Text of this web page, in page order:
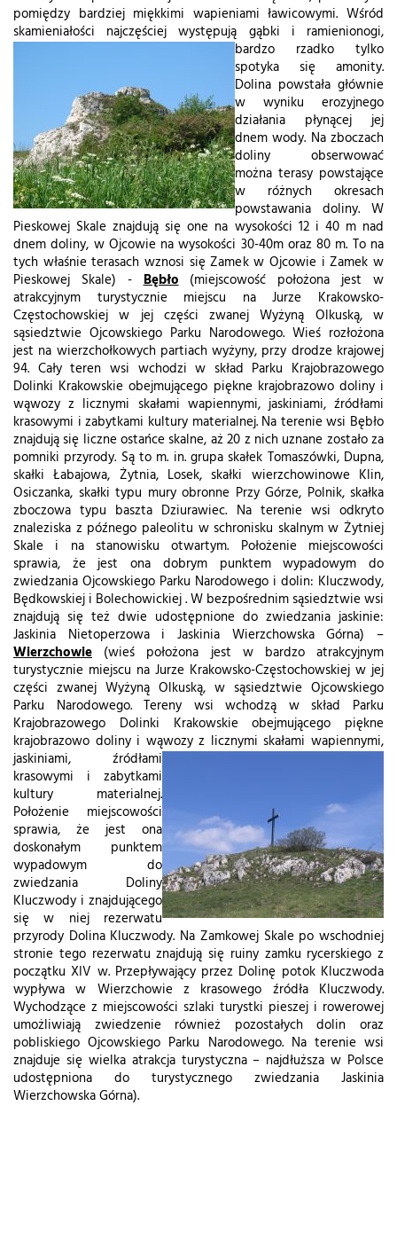
pomiędzy bardziej miękkimi wapieniami ławicowymi. Wśród
skamieniałości najczęściej występują gąbki i ramienionogi,
bardzo rzadko tylko
spotyka się amonity.
Dolina powstała głównie
w wyniku erozyjnego
działania płynącej jej
dnem wody. Na zboczach
doliny obserwować
można terasy powstające
w różnych okresach
powstawania doliny. W
Pieskowej Skale znajdują się one na wysokości 12 i 40 m nad
dnem doliny, w Ojcowie na wysokości 30-40m oraz 80 m. To na
tych właśnie terasach wznosi się Zamek w Ojcowie i Zamek w
Pieskowej Skale) -Bębło(miejscowość położona jest w
atrakcyjnym turystycznie miejscu na Jurze Krakowsko-
Częstochowskiej w jej części zwanej Wyżyną Olkuską, w
sąsiedztwie Ojcowskiego Parku Narodowego. Wieś rozłożona
jest na wierzchołkowych partiach wyżyny, przy drodze krajowej
94. Cały teren wsi wchodzi w skład Parku Krajobrazowego
Dolinki Krakowskie obejmującego piękne krajobrazowo doliny i
wąwozy z licznymi skałami wapiennymi, jaskiniami, źródłami
krasowymi i zabytkami kultury materialnej. Na terenie wsi Bębło
znajdują się liczne ostańce skalne, aż 20 z nich uznane zostało za
pomniki przyrody. Są to m. in. grupa skałek Tomaszówki, Dupna,
skałki Łabajowa, Żytnia, Losek, skałki wierzchowinowe Klin,
Osiczanka, skałki typu mury obronne Przy Górze, Polnik, skałka
zboczowa typu baszta Dziurawiec. Na terenie wsi odkryto
znaleziska z późnego paleolitu w schronisku skalnym w Żytniej
Skale i na stanowisku otwartym. Położenie miejscowości
sprawia, że jest ona dobrym punktem wypadowym do
zwiedzania Ojcowskiego Parku Narodowego i dolin: Kluczwody,
Będkowskiej i Bolechowickiej . W bezpośrednim sąsiedztwie wsi
znajdują się też dwie udostępnione do zwiedzania jaskinie:
Jaskinia Nietoperzowa i Jaskinia Wierzchowska Górna) –
Wierzchowie (wieś położona jest w bardzo atrakcyjnym
turystycznie miejscu na Jurze Krakowsko-Częstochowskiej w jej
części zwanej Wyżyną Olkuską, w sąsiedztwie Ojcowskiego
Parku Narodowego. Tereny wsi wchodzą w skład Parku
Krajobrazowego Dolinki Krakowskie obejmującego piękne
krajobrazowo doliny i wąwozy z licznymi skałami wapiennymi,
jaskiniami, źródłami
krasowymi i zabytkami
kultury materialnej.
Położenie miejscowości
sprawia, że jest ona
doskonałym punktem
wypadowym do
zwiedzania Doliny
Kluczwody i znajdującego
się w niej rezerwatu
przyrody Dolina Kluczwody. Na Zamkowej Skale po wschodniej
stronie tego rezerwatu znajdują się ruiny zamku rycerskiego z
początku XIV w. Przepływający przez Dolinę potok Kluczwoda
wypływa w Wierzchowie z krasowego źródła Kluczwody.
Wychodzące z miejscowości szlaki turystki pieszej i rowerowej
umożliwiają zwiedzenie również pozostałych dolin oraz
pobliskiego Ojcowskiego Parku Narodowego. Na terenie wsi
znajduje się wielka atrakcja turystyczna – najdłuższa w Polsce
udostępniona do turystycznego zwiedzania Jaskinia
Wierzchowska Górna).